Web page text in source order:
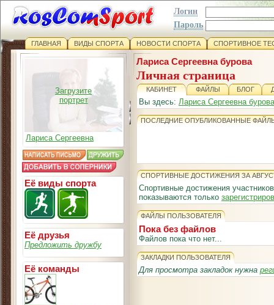
Логин
Пароль
ГЛАВНАЯ ВИДЫ СПОРТА НОВОСТИ СПОРТА СПОРТИВНОЕ
Загрузите
портрет
Лариса Сергеевна
Её виды спорта
Её друзья
Предложить дружбу
Её команды
Лариса Сергеевна бурова
Личная страница
КАБИНЕТ ФАЙЛЫ БЛОГ
Вы здесь: Лариса Сергеевна бурова
ПОСЛЕДНИЕ ОПУБЛИКОВАННЫЕ
СПОРТИВНЫЕ ДОСТИЖЕНИЯ ЗА
Спортивные достижения
показываются только
ФАЙЛЫ ПОЛЬЗОВАТЕЛЯ
Пока без файлов
Файлов пока что нет...
ЗАКЛАДКИ ПОЛЬЗОВАТЕЛЯ
Для просмотра закладок нужна